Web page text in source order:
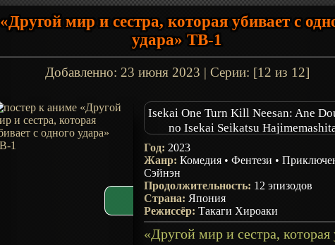
«Другой мир и сестра, которая убивает с
удара» ТВ-1
Добавленно: 23 июня 2023 | Серии: [12 из 12]
Isekai One Turn Kill Neesan: Ane
no Isekai Seikatsu
Год: 2023
Жанр:Комедия •Фентези •
Сэйнэн
Продолжительность: 12 эпизодов
Страна: Япония
Режиссёр:Такаги Хироаки